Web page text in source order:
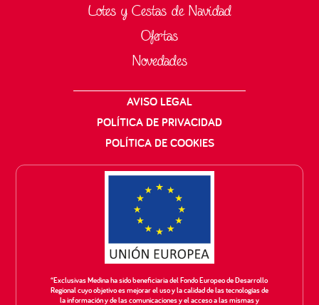
Lotes y Cestas de Navidad
Ofertas
Novedades
AVISO LEGAL
POLÍTICA DE PRIVACIDAD
POLÍTICA DE COOKIES
“Exclusivas Medina ha sido beneficiaria del Fondo Europeo de Desarrollo
Regional cuyo objetivo es mejorar el uso y la calidad de las tecnologías de
la información y de las comunicaciones y el acceso a las mismas y